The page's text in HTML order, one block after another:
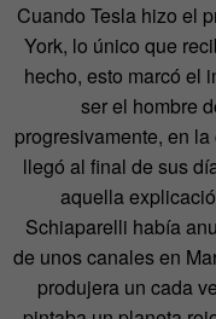
Cuando Tesla hizo el
York, lo único que
hecho, esto marcó el
ser el hombre
progresivamente, en
llegó al final de sus
aquella
Schiaparelli había
de unos canales en
produjera un cada